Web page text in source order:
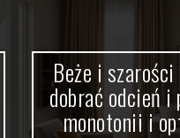
Beże i
dobrać odcień i
monotonii i